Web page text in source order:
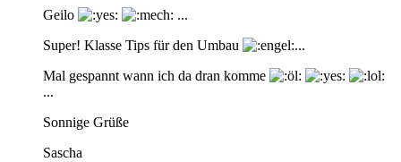
Geilo
...
Super! Klasse Tips für den Umbau
...
Mal gespannt wann ich da dran komme
...
Sonnige Grüße
Sascha